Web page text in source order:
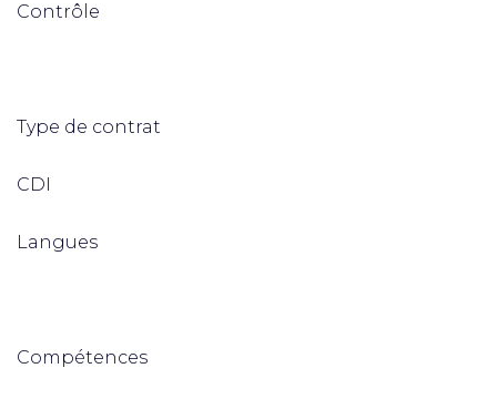
Contrôle
Type de contrat
CDI
Langues
Compétences